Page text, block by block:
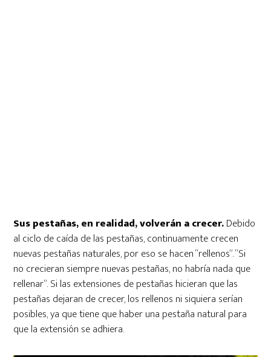
Sus pestañas, en realidad, volverán a crecer.Debido
al ciclo de caída de las pestañas, continuamente crecen
nuevas pestañas naturales, por eso se hacen “rellenos”. “Si
no crecieran siempre nuevas pestañas, no habría nada que
rellenar”. Si las extensiones de pestañas hicieran que las
pestañas dejaran de crecer, los rellenos ni siquiera serían
posibles, ya que tiene que haber una pestaña natural para
que la extensión se adhiera.